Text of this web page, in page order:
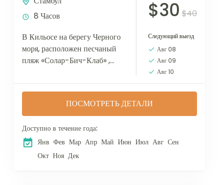
8 Часов
В Кильосе на берегу Черного
моря, расположен песчаный
пляж «Солар-Бич-Клаб» ,
настоящему одним из самых
больших частных пляжных
$30 $40
Следующий выезд
Авг 08
Авг 09
Авг 10
ПОСМОТРЕТЬ ДЕТАЛИ
Доступно в течение года:
Янв Фев Мар Апр Май Июн Июл Авг Сен
Окт Ноя Дек